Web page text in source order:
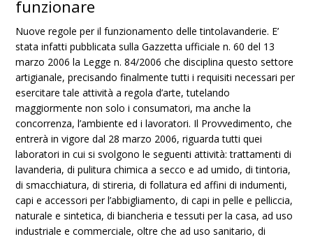
funzionare
Nuove regole per il funzionamento delle tintolavanderie. E’
stata infatti pubblicata sulla Gazzetta ufficiale n. 60 del 13
marzo 2006 la Legge n. 84/2006 che disciplina questo settore
artigianale, precisando finalmente tutti i requisiti necessari per
esercitare tale attività a regola d’arte, tutelando
maggiormente non solo i consumatori, ma anche la
concorrenza, l’ambiente ed i lavoratori. Il Provvedimento, che
entrerà in vigore dal 28 marzo 2006, riguarda tutti quei
laboratori in cui si svolgono le seguenti attività: trattamenti di
lavanderia, di pulitura chimica a secco e ad umido, di tintoria,
di smacchiatura, di stireria, di follatura ed affini di indumenti,
capi e accessori per l’abbigliamento, di capi in pelle e pelliccia,
naturale e sintetica, di biancheria e tessuti per la casa, ad uso
industriale e commerciale, oltre che ad uso sanitario, di